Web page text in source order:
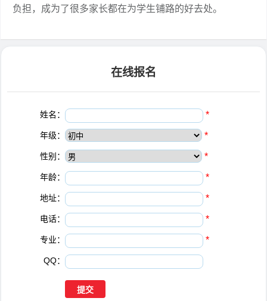
负担，成为了很多家长都在为学生铺路的好去处。
在线报名
姓名： *
年级： *
性别： *
年龄： *
地址： *
电话： *
专业： *
QQ：